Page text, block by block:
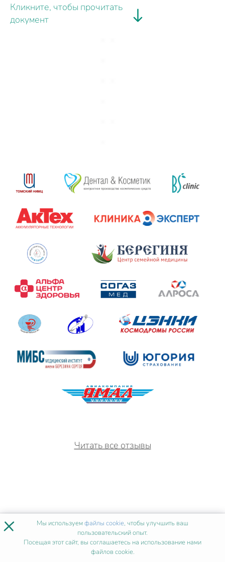
Кликните, чтобы прочитать
документ
Читать все отзывы
ИСТОРИИ УСПЕХАПОСЛЕ
НАШЕГО ОБУЧЕНИЯ
× Мы используемфайлы cookie, чтобы улучшить ваш
пользовательский опыт.
Посещая этот сайт, вы соглашаетесь на использование нами
файлов cookie.